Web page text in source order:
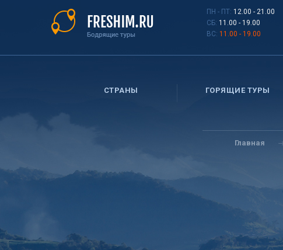
ПН - ПТ: 12.00 - 21.00
СБ: 11.00 - 19.00
ВС: 11.00 - 19.00
СТРАНЫ ГОРЯЩИЕ ТУРЫ
Вы
здесь
Главная